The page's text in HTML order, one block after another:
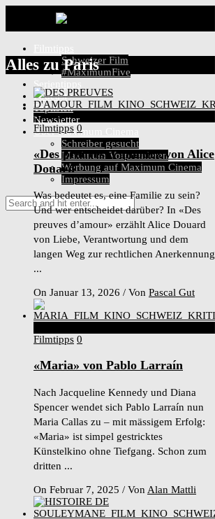
Schweizer Film
#MaximumFive
Podcast
Toplisten
Newsletter
Über Maximum Cinema
Schreiber gesucht
Maximum Vorpremieren
Werbung auf Maximum Cinema
Impressum
Alles zuParis
9Score
Filmtipps 0
«Des preuves d’amour» von Alice
Douard
Was bedeutet es, eine Familie zu sein?
Und wer entscheidet darüber? In «Des
preuves d’amour» erzählt Alice Douard
von Liebe, Verantwortung und dem
langen Weg zur rechtlichen Anerkennung
...
On Januar 13, 2026 / Von Pascal Gut
Filmtipps 0
«Maria» von Pablo Larraín
Nach Jacqueline Kennedy und Diana
Spencer wendet sich Pablo Larraín nun
Maria Callas zu – mit mässigem Erfolg:
«Maria» ist simpel gestricktes
Künstelkino ohne Tiefgang. Schon zum
dritten ...
On Februar 7, 2025 / Von Alan Mattli